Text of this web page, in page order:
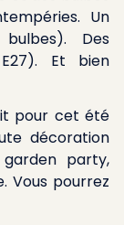
Un
Des
Et bien
pour cet été
décoration
party,
Vous pourrez